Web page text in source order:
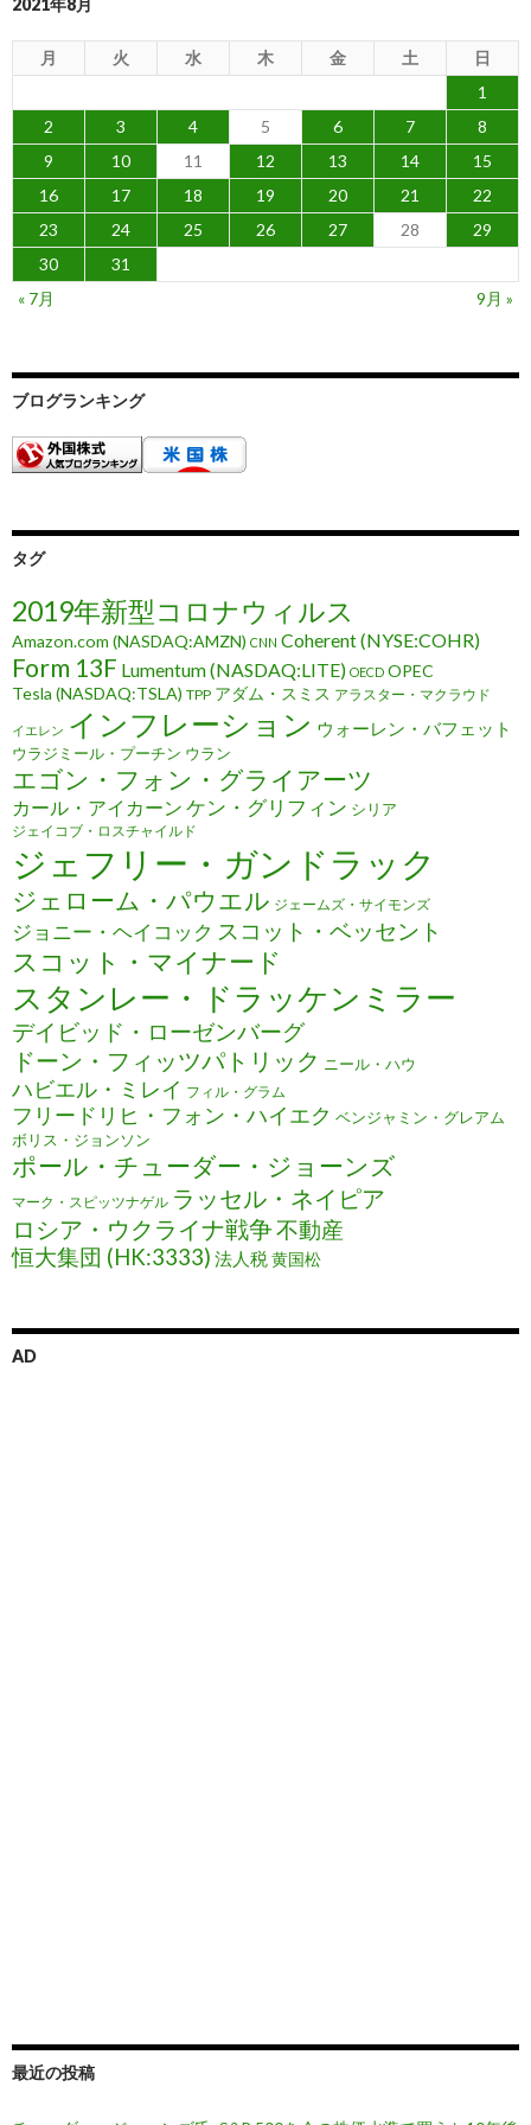
2021年8月
月 火 水 木 金 土
日
1
2
3 4 5 6 7
8
9
10 11 12 13 14
15
16
17 18 19 20 21
22
23
24 25 26 27 28
29
30
31
« 7月
9月 »
ブログランキング
タグ
2019年新型コロナウィルス
Amazon.com (NASDAQ:AMZN) CNN Coherent (NYSE:COHR)
Form 13F Lumentum (NASDAQ:LITE) OECD OPEC
Tesla (NASDAQ:TSLA) TPP アダム・スミス アラスター・マクラウド
イエレン インフレーション ウォーレン・バフェット
ウラジミール・プーチン ウラン
エゴン・フォン・グライアーツ
カール・アイカーン ケン・グリフィン シリア
ジェイコブ・ロスチャイルド
ジェフリー・ガンドラック
ジェローム・パウエル ジェームズ・サイモンズ
ジョニー・ヘイコック スコット・ベッセント
スコット・マイナード
スタンレー・ドラッケンミラー
デイビッド・ローゼンバーグ
ドーン・フィッツパトリック ニール・ハウ
ハビエル・ミレイ フィル・グラム
フリードリヒ・フォン・ハイエク ベンジャミン・グレアム
ボリス・ジョンソン
ポール・チューダー・ジョーンズ
マーク・スピッツナゲル ラッセル・ネイピア
ロシア・ウクライナ戦争不動産
恒大集団 (HK:3333) 法人税黄国松
AD
最近の投稿